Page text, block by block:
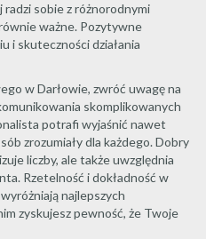
sobie z różnorodnymi
ważne. Pozytywne
i skuteczności działania
w Darłowie, zwróć uwagę na
skomplikowanych
potrafi wyjaśnić nawet
zrozumiały dla każdego. Dobry
liczby, ale także uwzględnia
Rzetelność i dokładność w
najlepszych
zyskujesz pewność, że Twoje